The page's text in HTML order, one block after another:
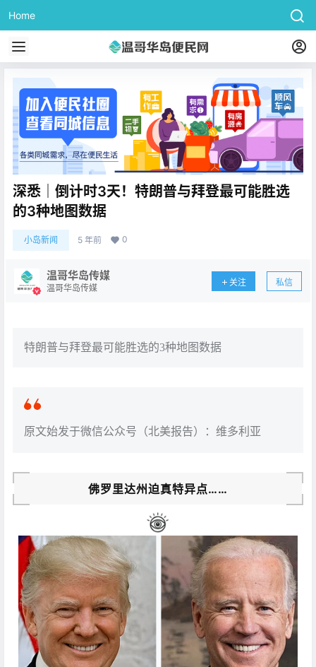
Home
深悉｜倒计时3天！特朗普与拜登最可能胜选
的3种地图数据
小岛新闻 5 年前 0
温哥华岛传媒
温哥华岛传媒
关注 私信
特朗普与拜登最可能胜选的3种地图数据
原文始发于微信公众号（北美报告）：维多利亚
佛罗里达州迫真特异点……